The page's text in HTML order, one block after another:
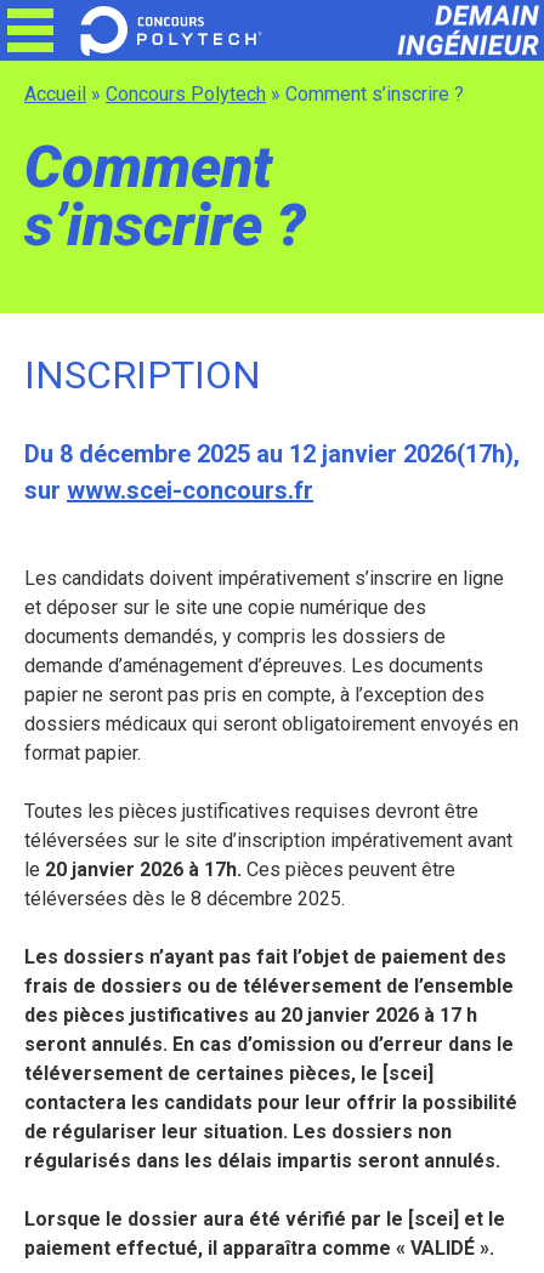
Skip
to
Accueil » Concours Polytech » Comment s’inscrire ?
Comment
s’inscrire ?
INSCRIPTION
Du 8 décembre 2025 au 12 janvier 2026(17h),
sur www.scei-concours.fr
Les candidats doivent impérativement s’inscrire en ligne
et déposer sur le site une copie numérique des
documents demandés, y compris les dossiers de
demande d’aménagement d’épreuves. Les documents
papier ne seront pas pris en compte, à l’exception des
dossiers médicaux qui seront obligatoirement envoyés en
format papier.
Toutes les pièces justificatives requises devront être
téléversées sur le site d’inscription impérativement avant
le 20 janvier 2026 à 17h. Ces pièces peuvent être
téléversées dès le 8 décembre 2025.
Les dossiers n’ayant pas fait l’objet de paiement des
frais de dossiers ou de téléversement de l’ensemble
des pièces justificatives au 20 janvier 2026 à 17 h
seront annulés. En cas d’omission ou d’erreur dans le
téléversement de certaines pièces, le [scei]
contactera les candidats pour leur offrir la possibilité
de régulariser leur situation. Les dossiers non
régularisés dans les délais impartis seront annulés.
Lorsque le dossier aura été vérifié par le [scei] et le
paiement effectué, il apparaîtra comme « VALIDÉ ».